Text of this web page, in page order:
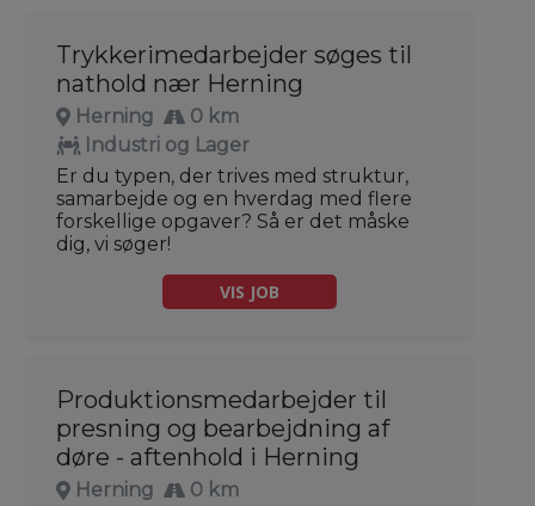
Trykkerimedarbejder søges til
nathold nær Herning
Herning
0 km
Industri og Lager
Er du typen, der trives med struktur,
samarbejde og en hverdag med flere
forskellige opgaver? Så er det måske
dig, vi søger!
VIS JOB
Produktionsmedarbejder til
presning og bearbejdning af
døre - aftenhold i Herning
Herning
0 km